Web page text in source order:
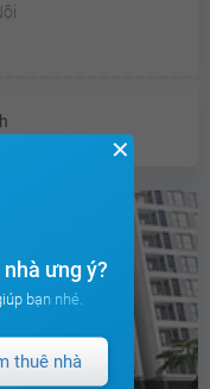
✕
ưng ý?
bạn nhé.
thuê nhà